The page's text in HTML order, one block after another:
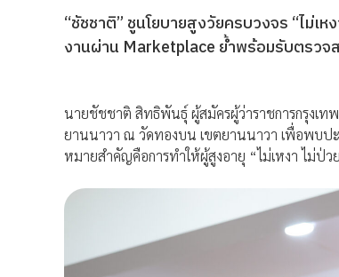
“ชัชชาติ” ชูนโยบายสูงวัยครบวงจร “ไม่เ
งานผ่าน Marketplace ย้ำพร้อมรับตรวจ
นายชัชชาติ สิทธิพันธุ์ ผู้สมัครผู้ว่าราชการกรุงเ
ยานนาวา ณ วัดทองบน เขตยานนาวา เพื่อพบปะ
หมายสำคัญคือการทำให้ผู้สูงอายุ “ไม่เหงา ไม่ป่